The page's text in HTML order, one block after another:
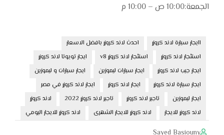
الجمعة:10:00 ص – 10:00 م
اايجار سيارة لاند كروزر
احدث لاند كروزر بافضل الاسعار
استئجار لاند كروزر
استئجار لاند كروزر v8
ايجار تويوتا لاند كروزر
ايجار جيب لاند كروزر
ايجار سيارات ليموزين
ايجار سيارات و ليموزين
ايجار سيارة لاند كروزر
ايجار لاند كروزر
ايجار لاند كروزر في مصر
ايجار ليموزين
تاجير لاند كروزر تاجير لاند كروزر 2022
لاند كروزر
لاند كروزر للايجار
لاند كروزر للايجار الشهرى لاند كروزر للايجار اليومي